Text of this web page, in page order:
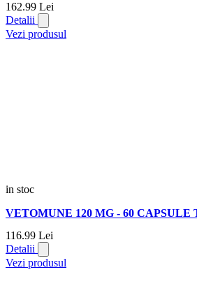
162.99 Lei
Detalii
Vezi produsul
in stoc
VETOMUNE 120 MG - 60 CAPSULE
116.99 Lei
Detalii
Vezi produsul